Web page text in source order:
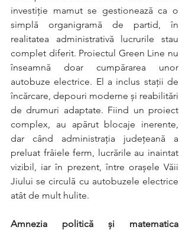
investiție mamut se gestionează ca o
simplă organigramă de partid, în
realitatea administrativă lucrurile stau
complet diferit. Proiectul Green Line nu
înseamnă doar cumpărarea unor
autobuze electrice. El a inclus stații de
încărcare, depouri moderne și reabilitări
de drumuri adaptate. Fiind un proiect
complex, au apărut blocaje inerente,
dar când administrația județeană a
preluat frâiele ferm, lucrările au inaintat
vizibil, iar în prezent, între orașele Văii
Jiului se circulă cu autobuzele electrice
atât de mult hulite.
Amnezia politică și matematica